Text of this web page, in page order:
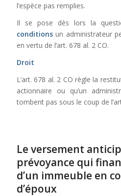
l’espèce pas remplies.
Il se pose dès lors la
conditionsun administrateur
en vertu de l’art. 678 al. 2 CO.
Droit
L’art. 678 al. 2 CO règle la
actionnaire ou qu’un
tombent pas sous le coup de
Le versement
prévoyance qui
d’un immeuble en
d’époux